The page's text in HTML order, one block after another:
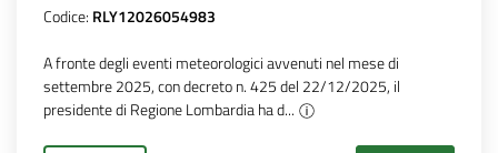
Codice: RLY12026054983
A fronte degli eventi meteorologici avvenuti nel mese di
settembre 2025, con decreto n. 425 del 22/12/2025, il
presidente di Regione Lombardia ha d...